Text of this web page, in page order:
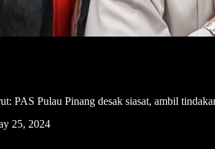
PAS Pulau Pinang desak siasat, ambil
25, 2024